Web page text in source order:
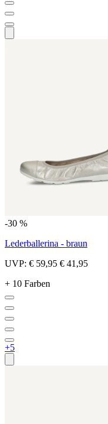
-30 %
Lederballerina - braun
UVP: € 59,95 € 41,95
+ 10 Farben
+5